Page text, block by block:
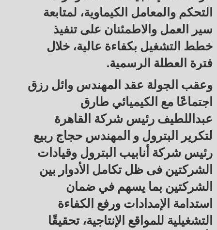
التحكم والمعامل الكيماوية، لمتابعة
سير العمل والاطمئنان على تنفيذ
خطط التشغيل بكفاءة عالية، خلال
فترة العطلة الرسمية.
وعقب الجولة عقد المهندس وائل رزق
اجتماعًا مع الكيميائي طارق
عبداللطيف رئيس شركة القاهرة
لتكرير البترول و المهندس حجاج ربيع
رئيس شركة أنابيب البترول وقيادات
الشركتين فى ظل تكامل الأدوار بين
الشركتين بما يسهم في ضمان
استدامة الإمدادات ورفع الكفاءة
التشغيلية للمواقع الإنتاجية، تحقيقًا